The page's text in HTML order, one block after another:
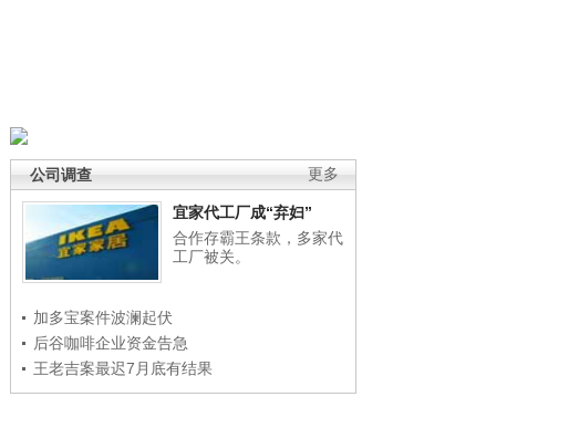
更多
公司调查
宜家代工厂成“弃妇”
合作存霸王条款，多家代
工厂被关。
加多宝案件波澜起伏
后谷咖啡企业资金告急
王老吉案最迟7月底有结果